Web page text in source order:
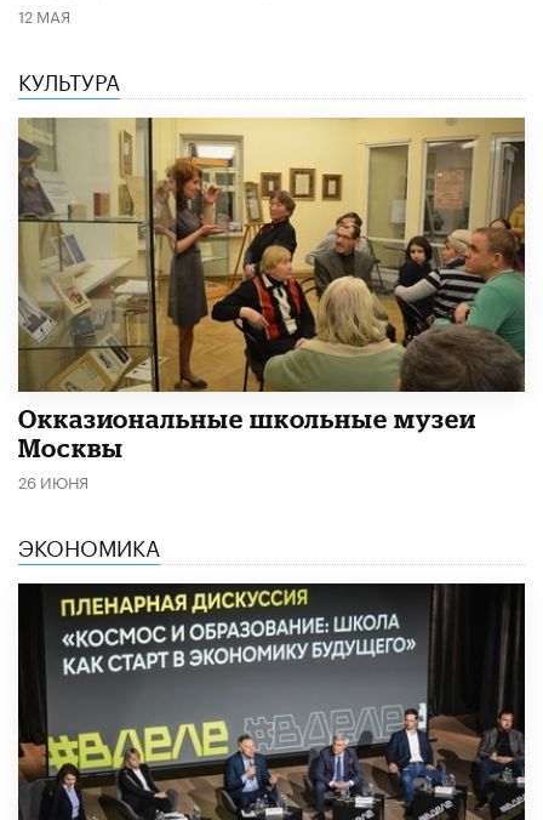
12 МАЯ
КУЛЬТУРА
​Окказиональные школьные музеи
Москвы
26 ИЮНЯ
ЭКОНОМИКА